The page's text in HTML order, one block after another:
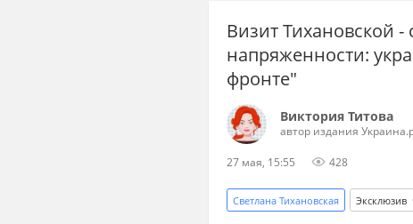
Туск Дональд Британия
Визит Тихановской
напряженности:
фронте"
Виктория Титова
автор издания
27 мая, 15:55 428
Светлана Тихановская Эксклюзив